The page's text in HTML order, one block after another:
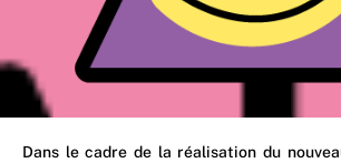
Dans le cadre de la réalisation du